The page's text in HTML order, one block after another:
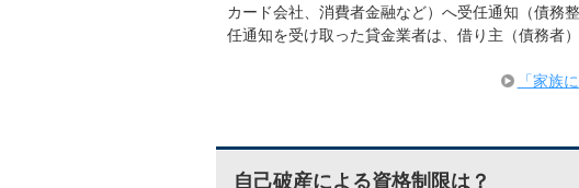
カード会社、消費者金融など）へ受任通知（債務
任通知を受け取った貸金業者は、借り主（債務者）
「家族
自己破産による資格制限は？